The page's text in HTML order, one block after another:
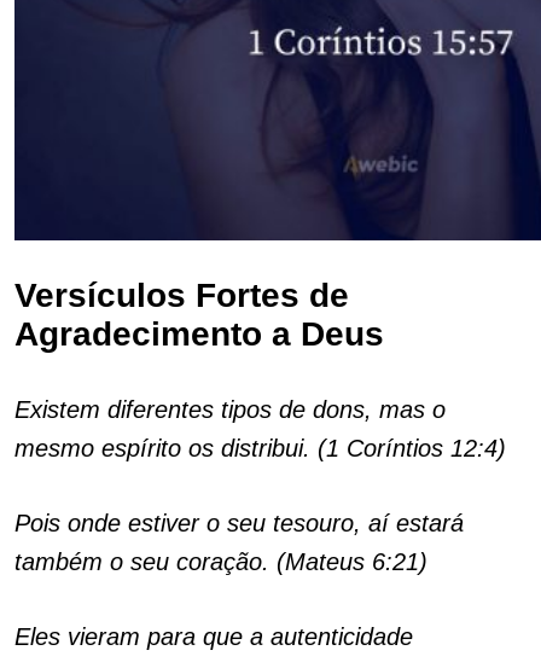
Versículos Fortes de
Agradecimento a Deus
Existem diferentes tipos de dons, mas o
mesmo espírito os distribui. (1 Coríntios 12:4)
Pois onde estiver o seu tesouro, aí estará
também o seu coração. (Mateus 6:21)
Eles vieram para que a autenticidade